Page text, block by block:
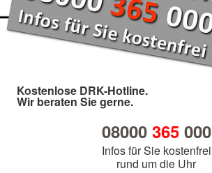
Kostenlose DRK-Hotline.
Wir beraten Sie gerne.
08000 365000
Infos für Sie kostenfrei
rund um die Uhr